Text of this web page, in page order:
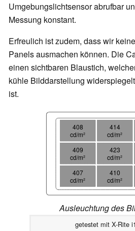
Umgebungslichtsensor abrufbar
Messung konstant.
Erfreulich ist zudem, dass wir
Panels ausmachen können. Die
einen sichtbaren Blaustich,
kühle Bilddarstellung
ist.
408
cd/m²
414
cd/m²
409
cd/m²
423
cd/m²
407
cd/m²
410
cd/m²
Ausleuchtung des
getestet mit X-Rite